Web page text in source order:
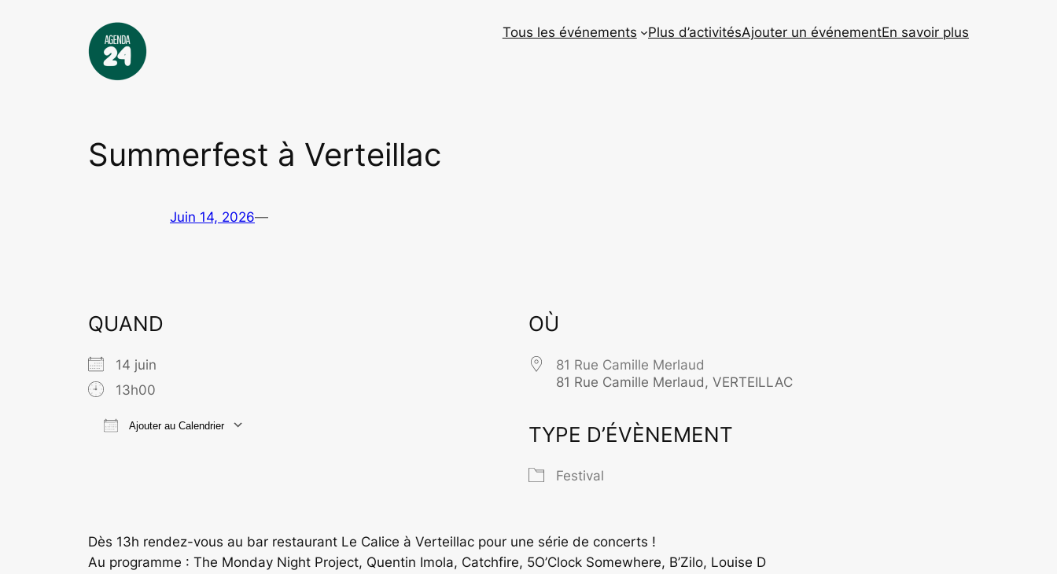
Tous les événements Plus d’activitésAjouter un événementEn savoir plus
Summerfest à Verteillac
Juin 14, 2026—
QUAND
14 juin
13h00
Ajouter au Calendrier
OÙ
81 Rue Camille Merlaud
81 Rue Camille Merlaud, VERTEILLAC
TYPE D’ÉVÈNEMENT
Festival
Dès 13h rendez-vous au bar restaurant Le Calice à Verteillac pour une série de concerts !
Au programme : The Monday Night Project, Quentin Imola, Catchfire, 5O’Clock Somewhere, B’Zilo, Louise D